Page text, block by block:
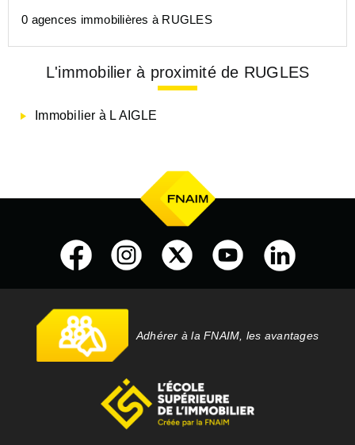
0 agences immobilières à RUGLES
L'immobilier à proximité de RUGLES
Immobilier à L AIGLE
Adhérer à la FNAIM, les avantages